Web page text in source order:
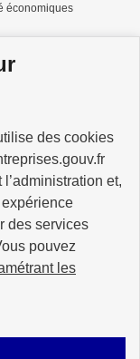
des cookies
et,
des services
pouvez
les
économiques